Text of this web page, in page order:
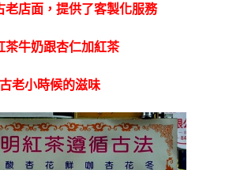
老店面，提供了客製化服務
茶牛奶跟杏仁加紅茶
老小時候的滋味